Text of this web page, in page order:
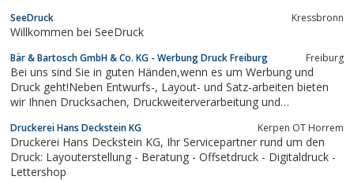
SeeDruck Kressbronn
Willkommen bei SeeDruck
Bär & Bartosch GmbH & Co. KG - Werbung Druck Freiburg Freiburg
Bei uns sind Sie in guten Händen,wenn es um Werbung und
Druck geht!Neben Entwurfs-, Layout- und Satz-arbeiten bieten
wir Ihnen Drucksachen, Druckweiterverarbeitung und
Hompage.Fragen Sie jederzeit unverbindlich an oder vereinbaren
Sie einen Termin mit uns - Ihre...
Druckerei Hans Deckstein KG Kerpen OT Horrem
Druckerei Hans Deckstein KG, Ihr Servicepartner rund um den
Druck: Layouterstellung - Beratung - Offsetdruck - Digitaldruck -
Lettershop